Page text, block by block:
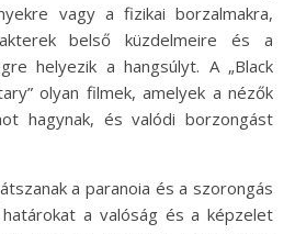
vagy a fizikai borzalmakra,
belső küzdelmeire és a
helyezik a hangsúlyt. A „Black
olyan filmek, amelyek a nézők
hagynak, és valódi borzongást
a paranoia és a szorongás
a valóság és a képzelet